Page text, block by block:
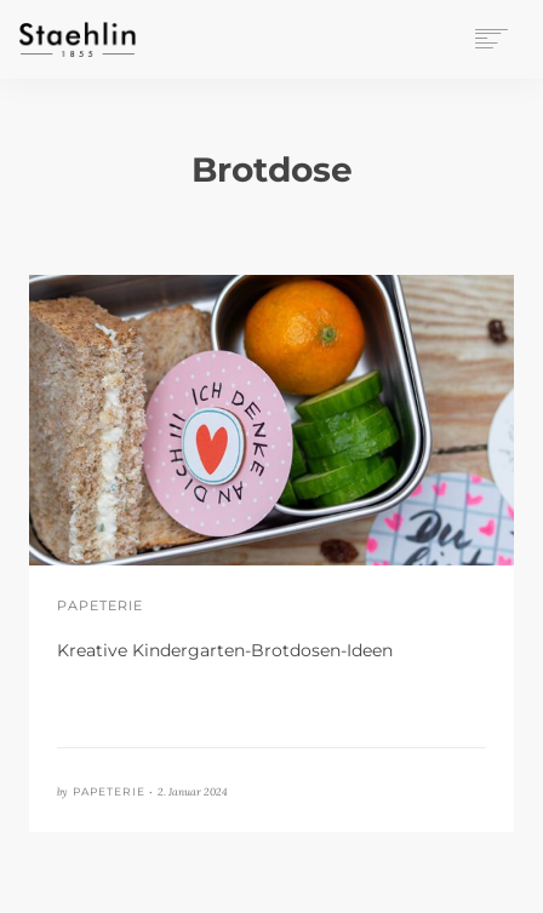
VERANSTALTUNGEN
Brotdose
PAPETERIE
Kreative Kindergarten-Brotdosen-Ideen
by PAPETERIE • 2. Januar 2024